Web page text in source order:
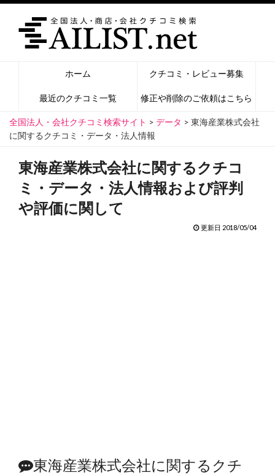
ホーム クチコミ・レビュー募集
最近のクチコミ一覧 修正や削除のご依頼はこちら
全国法人・会社クチコミ検索サイト > データ > 東海産業株式会社
に関するクチコミ・データ・法人情報
東海産業株式会社に関するクチコ
ミ・データ・法人情報および評判
や評価に関して
更新日 2018/05/04
東海産業株式会社に関するクチ